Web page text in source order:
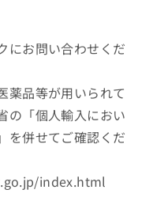
にお問い合わせくだ
薬品等が用いられて
の「個人輸入におい
を併せてご確認くだ
index.html